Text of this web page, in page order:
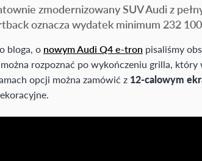
zmodernizowany SUV Audi z
oznacza wydatek minimum 232
bloga, o nowym Audi Q4 e-tron pisaliśmy
rozpoznać po wykończeniu grilla,
opcji można zamówić z 12-calowym